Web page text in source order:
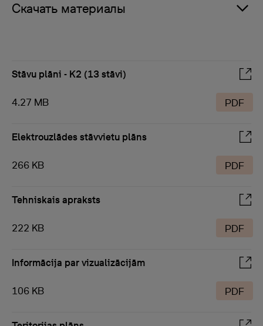
Скачать материалы
Stāvu plāni - K2 (13 stāvi)
4.27 MB PDF
Elektrouzlādes stāvvietu plāns
266 KB PDF
Tehniskais apraksts
222 KB PDF
Informācija par vizualizācijām
106 KB PDF